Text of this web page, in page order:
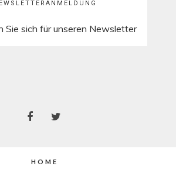
Sie sich für unseren Newsletter
HOME